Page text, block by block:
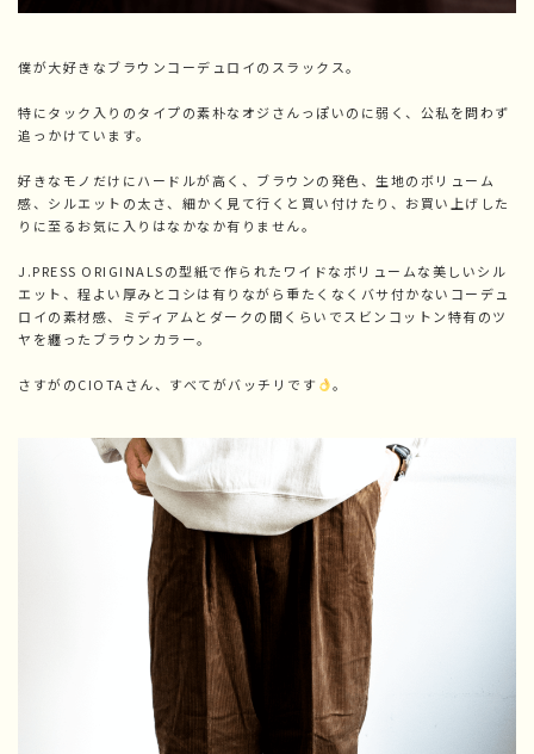
僕が大好きなブラウンコーデュロイのスラックス。
特にタック入りのタイプの素朴なオジさんっぽいのに弱く、公私を問わず
追っかけています。
好きなモノだけにハードルが高く、ブラウンの発色、生地のボリューム
感、シルエットの太さ、細かく見て行くと買い付けたり、お買い上げした
りに至るお気に入りはなかなか有りません。
J.PRESS ORIGINALSの型紙で作られたワイドなボリュームな美しいシル
エット、程よい厚みとコシは有りながら重たくなくバサ付かないコーデュ
ロイの素材感、ミディアムとダークの間くらいでスビンコットン特有のツ
ヤを纏ったブラウンカラー。
さすがのCIOTAさん、すべてがバッチリです 。